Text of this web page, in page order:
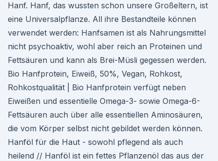
Hanf. Hanf, das wussten schon unsere Großeltern, ist
eine Universalpflanze. All ihre Bestandteile können
verwendet werden: Hanfsamen ist als Nahrungsmittel
nicht psychoaktiv, wohl aber reich an Proteinen und
Fettsäuren und kann als Brei-Müsli gegessen werden.
Bio Hanfprotein, Eiweiß, 50%, Vegan, Rohkost,
Rohkostqualität | Bio Hanfprotein verfügt neben
Eiweißen und essentielle Omega-3- sowie Omega-6-
Fettsäuren auch über alle essentiellen Aminosäuren,
die vom Körper selbst nicht gebildet werden können.
Hanföl für die Haut - sowohl pflegend als auch
heilend // Hanföl ist ein fettes Pflanzenöl das aus der